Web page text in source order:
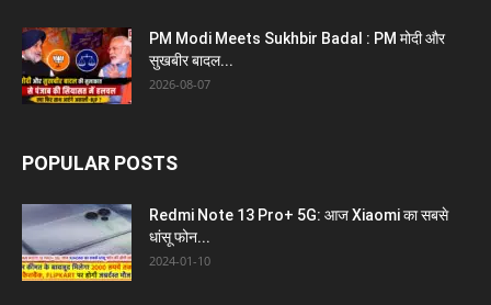
PM Modi Meets Sukhbir Badal : PM मोदी और
सुखबीर बादल...
2026-08-07
POPULAR POSTS
Redmi Note 13 Pro+ 5G: आज Xiaomi का सबसे
धांसू फोन...
2024-01-10